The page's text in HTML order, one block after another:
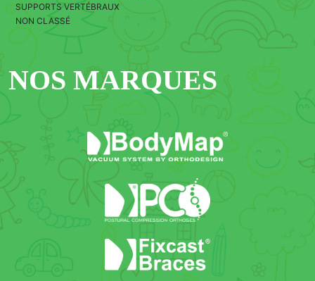
SUPPORTS VERTÉBRAUX
NON CLASSÉ
NOS MARQUES